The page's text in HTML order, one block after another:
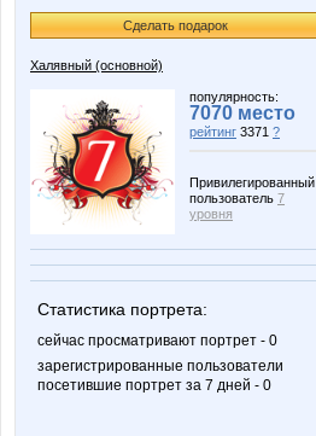
Сделать подарок
Халявный (основной)
популярность:
7070 место
рейтинг 3371 ?
Привилегированный
пользователь 7
уровня
Статистика портрета:
сейчас просматривают портрет - 0
зарегистрированные пользователи
посетившие портрет за 7 дней - 0